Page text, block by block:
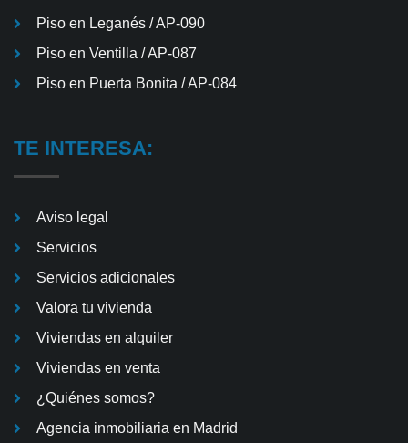
Piso en Leganés / AP-090
Piso en Ventilla / AP-087
Piso en Puerta Bonita / AP-084
TE INTERESA:
Aviso legal
Servicios
Servicios adicionales
Valora tu vivienda
Viviendas en alquiler
Viviendas en venta
¿Quiénes somos?
Agencia inmobiliaria en Madrid